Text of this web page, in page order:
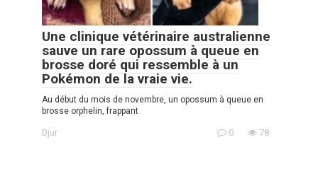
Une clinique vétérinaire australienne
sauve un rare opossum à queue en
brosse doré qui ressemble à un
Pokémon de la vraie vie.
Au début du mois de novembre, un opossum à queue en
brosse orphelin, frappant
Djur 0 78